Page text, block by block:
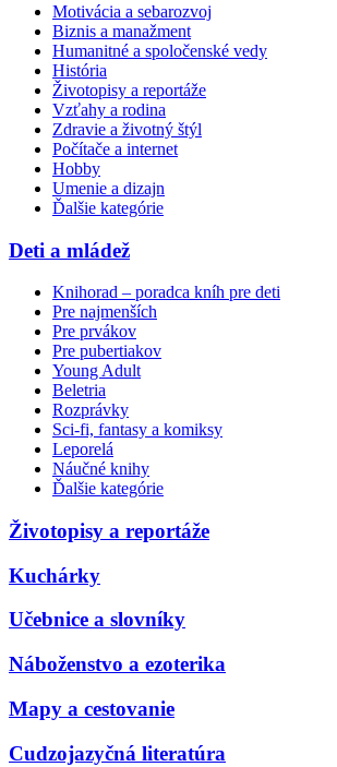
Motivácia a sebarozvoj
Biznis a manažment
Humanitné a spoločenské vedy
História
Životopisy a reportáže
Vzťahy a rodina
Zdravie a životný štýl
Počítače a internet
Hobby
Umenie a dizajn
Ďalšie kategórie
Deti a mládež
Knihorad – poradca kníh pre deti
Pre najmenších
Pre prvákov
Pre pubertiakov
Young Adult
Beletria
Rozprávky
Sci-fi, fantasy a komiksy
Leporelá
Náučné knihy
Ďalšie kategórie
Životopisy a reportáže
Kuchárky
Učebnice a slovníky
Náboženstvo a ezoterika
Mapy a cestovanie
Cudzojazyčná literatúra